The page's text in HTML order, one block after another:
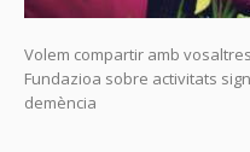
Volem compartir amb
Fundazioa sobre activitats
demència